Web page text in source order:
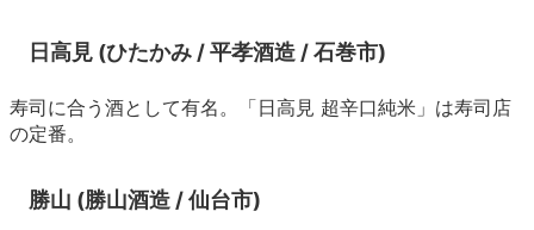
日高見 (ひたかみ / 平孝酒造 / 石巻市)
寿司に合う酒として有名。「日高見 超辛口純米」は寿司店
の定番。
勝山 (勝山酒造 / 仙台市)